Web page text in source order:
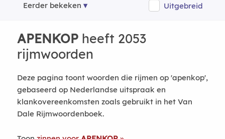
Eerder bekeken Uitgebreid
APENKOPheeft 2053
rijmwoorden
Deze pagina toont woorden die rijmen op 'apenkop',
gebaseerd op Nederlandse uitspraak en
klankovereenkomsten zoals gebruikt in het Van
Dale Rijmwoordenboek.